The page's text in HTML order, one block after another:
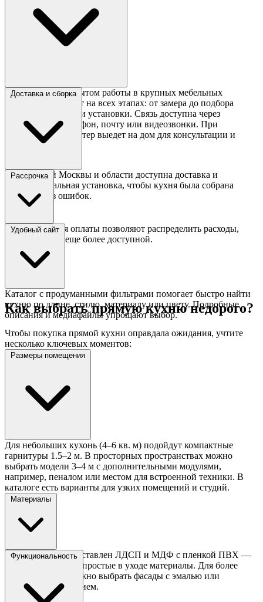
Специалисты с опытом работы в крупных мебельных
компаниях помогут на всех этапах: от замера до подбора
стиля, материалов и установки. Связь доступна через
мессенджеры, телефон, почту или видеозвонки. При
необходимости мастер выедет на дом для консультации и
Доставка и сборка
Для жителей Москвы и области доступна доставка и
профессиональная установка, чтобы кухня была собрана
быстро и без ошибок.
Рассрочка
Гибкие условия оплаты позволяют распределить расходы,
делая покупку еще более доступной.
Удобный сайт
Каталог с продуманными фильтрами помогает быстро найти
кухню по длине, стилю, материалу или цвету. Подробные
описания и медиафайлы упрощают выбор.
Как выбрать прямую кухню недорого?
Чтобы покупка прямой кухни оправдала ожидания, учтите
несколько ключевых моментов:
Размеры помещения
Для небольших кухонь (4–6 кв. м) подойдут компактные
гарнитуры 1.5–2 м. В просторных пространствах можно
выбрать модели 3–4 м с дополнительными модулями,
например, пеналом или местом для встроенной техники. В
каталоге есть варианты для узких помещений и студий.
Материалы
Эконом-класс представлен ЛДСП и МДФ с пленкой ПВХ —
это долговечные и простые в уходе материалы. Для более
стильного вида можно выбрать фасады с эмалью или
глянцевым покрытием.
Функциональность